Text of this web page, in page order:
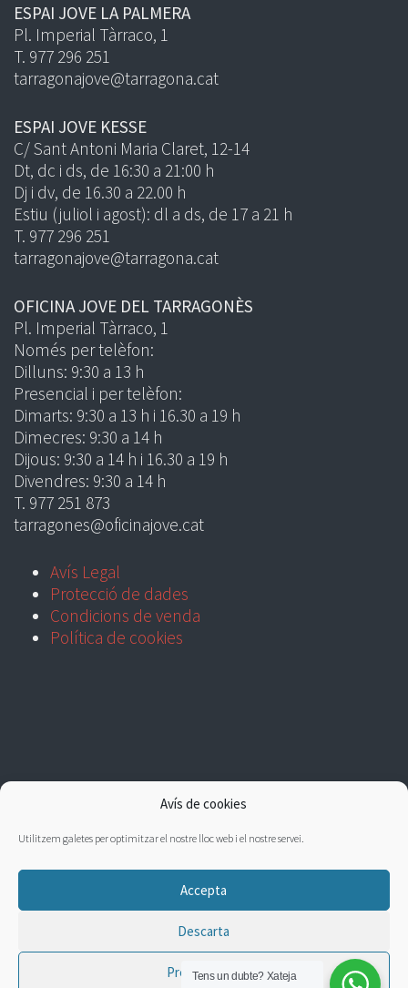
Avís de cookies
Utilitzem galetes per optimitzar el nostre lloc web i el nostre servei.
Accepta
Descarta
Preferències
ESPAI JOVE LA PALMERA
Pl. Imperial Tàrraco, 1
T. 977 296 251
tarragonajove@tarragona.cat
ESPAI JOVE KESSE
C/ Sant Antoni Maria Claret, 12-14
Dt, dc i ds, de 16:30 a 21:00 h
Dj i dv, de 16.30 a 22.00 h
Estiu (juliol i agost): dl a ds, de 17 a 21 h
T. 977 296 251
tarragonajove@tarragona.cat
OFICINA JOVE DEL TARRAGONÈS
Pl. Imperial Tàrraco, 1
Només per telèfon:
Dilluns: 9:30 a 13 h
Presencial i per telèfon:
Dimarts: 9:30 a 13 h i 16.30 a 19 h
Dimecres: 9:30 a 14 h
Dijous: 9:30 a 14 h i 16.30 a 19 h
Divendres: 9:30 a 14 h
T. 977 251 873
tarragones@oficinajove.cat
Avís Legal
Protecció de dades
Condicions de venda
Política de cookies
Tens un dubte? Xateja